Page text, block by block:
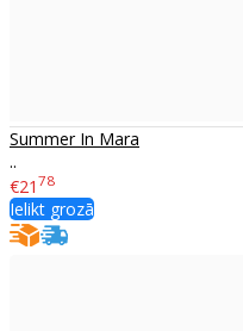
Summer In Mara
..
€21 78
Ielikt grozā